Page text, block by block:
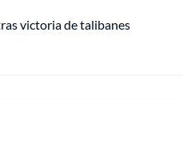
victoria de talibanes